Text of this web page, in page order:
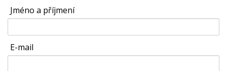
Jméno a příjmení
E-mail